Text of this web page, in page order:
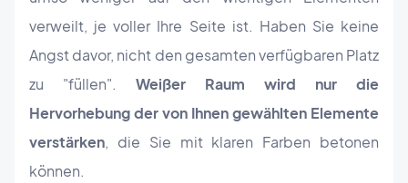
verweilt, je voller Ihre Seite ist. Haben Sie keine
Angst davor, nicht den gesamten verfügbaren Platz
zu "füllen". Weißer Raum wird nur die
Hervorhebung der von Ihnen gewählten Elemente
verstärken, die Sie mit klaren Farben betonen
können.